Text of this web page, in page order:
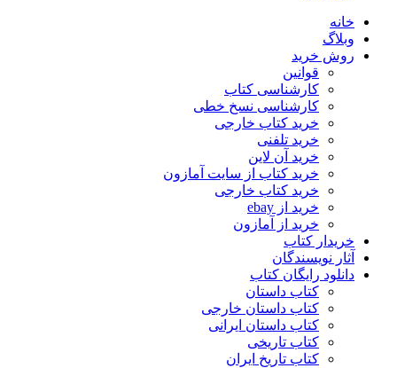
خانه
وبلاگ
روش خرید
قوانین
کارشناسی کتاب
کارشناسی نسخ خطی
خرید کتاب خارجی
خرید تلفنی
خرید آن لاین
خرید کتاب از سایت آمازون
خرید کتاب خارجی
خرید از ebay
خرید از آمازون
خریدار کتاب
آثار نویسندگان
دانلود رایگان کتاب
کتاب داستان
کتاب داستان خارجی
کتاب داستان ایرانی
کتاب تاریخی
کتاب تاریخ ایران